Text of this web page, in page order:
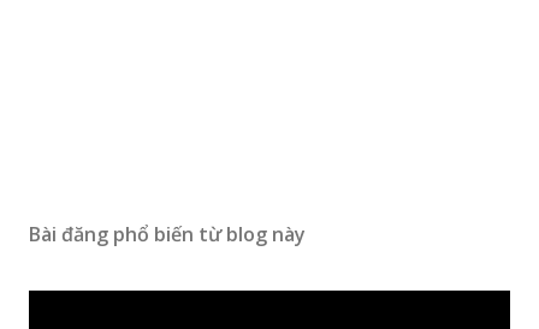
Bài đăng phổ biến từ blog này